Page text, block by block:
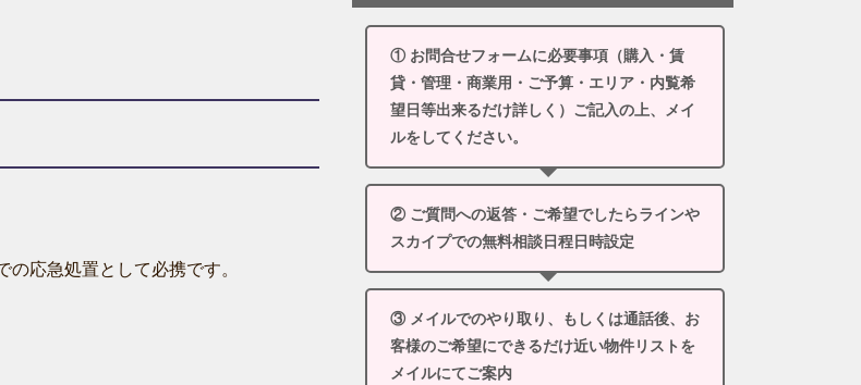
応急処置として必携です。
① お問合せフォームに必要事項（購入・賃
貸・管理・商業用・ご予算・エリア・内覧希
望日等出来るだけ詳しく）ご記入の上、メイ
ルをしてください。
② ご質問への返答・ご希望でしたらラインや
スカイプでの無料相談日程日時設定
③ メイルでのやり取り、もしくは通話後、お
客様のご希望にできるだけ近い物件リストを
メイルにてご案内